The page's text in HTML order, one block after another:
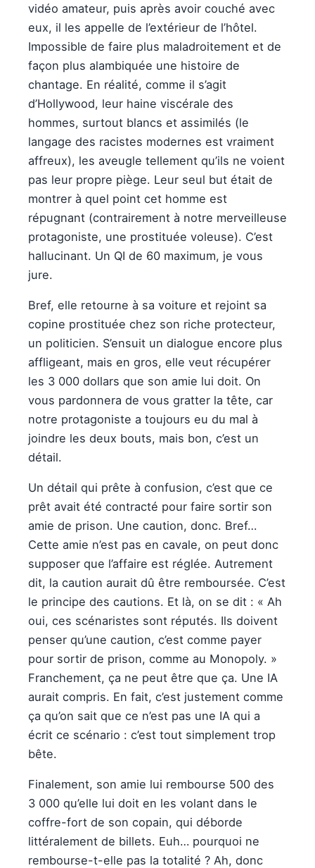
vidéo amateur, puis après avoir couché avec
eux, il les appelle de l’extérieur de l’hôtel.
Impossible de faire plus maladroitement et de
façon plus alambiquée une histoire de
chantage. En réalité, comme il s’agit
d’Hollywood, leur haine viscérale des
hommes, surtout blancs et assimilés (le
langage des racistes modernes est vraiment
affreux), les aveugle tellement qu’ils ne voient
pas leur propre piège. Leur seul but était de
montrer à quel point cet homme est
répugnant (contrairement à notre merveilleuse
protagoniste, une prostituée voleuse). C’est
hallucinant. Un QI de 60 maximum, je vous
jure.
Bref, elle retourne à sa voiture et rejoint sa
copine prostituée chez son riche protecteur,
un politicien. S’ensuit un dialogue encore plus
affligeant, mais en gros, elle veut récupérer
les 3 000 dollars que son amie lui doit. On
vous pardonnera de vous gratter la tête, car
notre protagoniste a toujours eu du mal à
joindre les deux bouts, mais bon, c’est un
détail.
Un détail qui prête à confusion, c’est que ce
prêt avait été contracté pour faire sortir son
amie de prison. Une caution, donc. Bref…
Cette amie n’est pas en cavale, on peut donc
supposer que l’affaire est réglée. Autrement
dit, la caution aurait dû être remboursée. C’est
le principe des cautions. Et là, on se dit : « Ah
oui, ces scénaristes sont réputés. Ils doivent
penser qu’une caution, c’est comme payer
pour sortir de prison, comme au Monopoly. »
Franchement, ça ne peut être que ça. Une IA
aurait compris. En fait, c’est justement comme
ça qu’on sait que ce n’est pas une IA qui a
écrit ce scénario : c’est tout simplement trop
bête.
Finalement, son amie lui rembourse 500 des
3 000 qu’elle lui doit en les volant dans le
coffre-fort de son copain, qui déborde
littéralement de billets. Euh… pourquoi ne
rembourse-t-elle pas la totalité ? Ah, donc